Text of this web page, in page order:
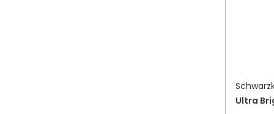
Ultra